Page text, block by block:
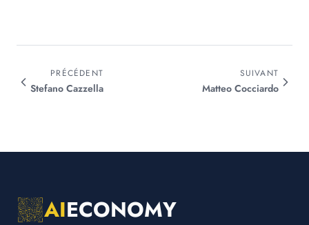
PRÉCÉDENT
Stefano Cazzella
SUIVANT
Matteo Cocciardo
AIECONOMY